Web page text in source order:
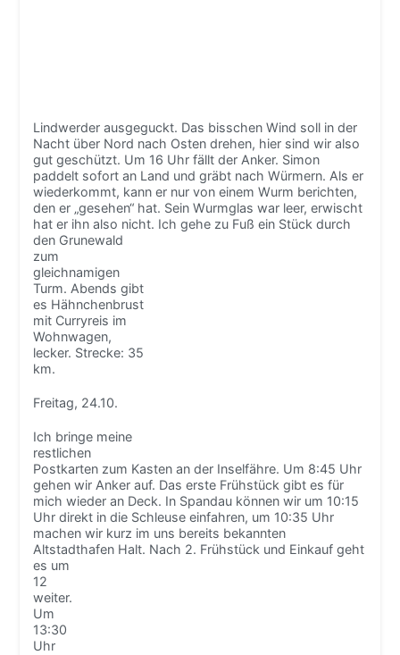
Lindwerder ausgeguckt. Das bisschen Wind soll in der
Nacht über Nord nach Osten drehen, hier sind wir also
gut geschützt. Um 16 Uhr fällt der Anker. Simon
paddelt sofort an Land und gräbt nach Würmern. Als er
wiederkommt, kann er nur von einem Wurm berichten,
den er „gesehen“ hat. Sein Wurmglas war leer, erwischt
hat er ihn also nicht. Ich gehe zu Fuß ein Stück durch
den Grunewald
zum
gleichnamigen
Turm. Abends gibt
es Hähnchenbrust
mit Curryreis im
Wohnwagen,
lecker. Strecke: 35
km.
Freitag, 24.10.
Ich bringe meine
restlichen
Postkarten zum Kasten an der Inselfähre. Um 8:45 Uhr
gehen wir Anker auf. Das erste Frühstück gibt es für
mich wieder an Deck. In Spandau können wir um 10:15
Uhr direkt in die Schleuse einfahren, um 10:35 Uhr
machen wir kurz im uns bereits bekannten
Altstadthafen Halt. Nach 2. Frühstück und Einkauf geht
es um
12
weiter.
Um
13:30
Uhr